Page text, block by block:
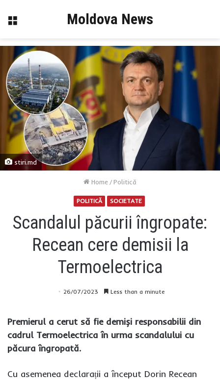
Menu Moldova News
stiri.md
Home /Politică
POLITICĂ SOCIETATE
Scandalul păcurii îngropate:
Recean cere demisii la
Termoelectrica
26/07/2023 Less than a minute
Premierul a cerut să fie demiși responsabilii din
cadrul Termoelectrica în urma scandalului cu
păcura îngropată.
Cu asemenea declarații a început Dorin Recean